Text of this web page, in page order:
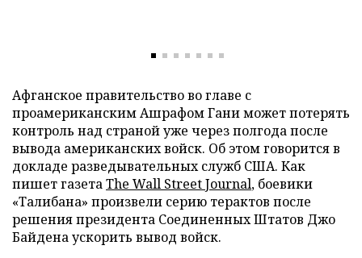
Афганское правительство во главе с
проамериканским Ашрафом Гани может потерять
контроль над страной уже через полгода после
вывода американских войск. Об этом говорится в
докладе разведывательных служб США. Как
пишет газетаThe Wall Street Journal, боевики
«Талибана» произвели серию терактов после
решения президента Соединенных Штатов Джо
Байдена ускорить вывод войск.